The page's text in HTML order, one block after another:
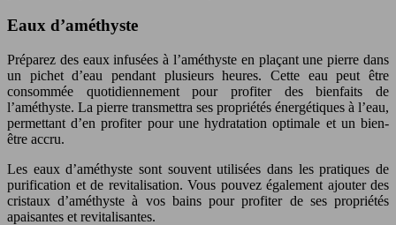
Eaux d’améthyste
Préparez des eaux infusées à l’améthyste en plaçant une pierre dans
un pichet d’eau pendant plusieurs heures. Cette eau peut être
consommée quotidiennement pour profiter des bienfaits de
l’améthyste. La pierre transmettra ses propriétés énergétiques à l’eau,
permettant d’en profiter pour une hydratation optimale et un bien-
être accru.
Les eaux d’améthyste sont souvent utilisées dans les pratiques de
purification et de revitalisation. Vous pouvez également ajouter des
cristaux d’améthyste à vos bains pour profiter de ses propriétés
apaisantes et revitalisantes.